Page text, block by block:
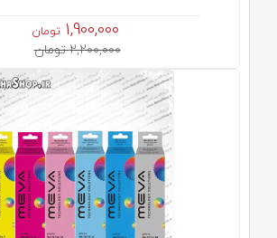
1,900,000 تومان
2,200,000 تومان